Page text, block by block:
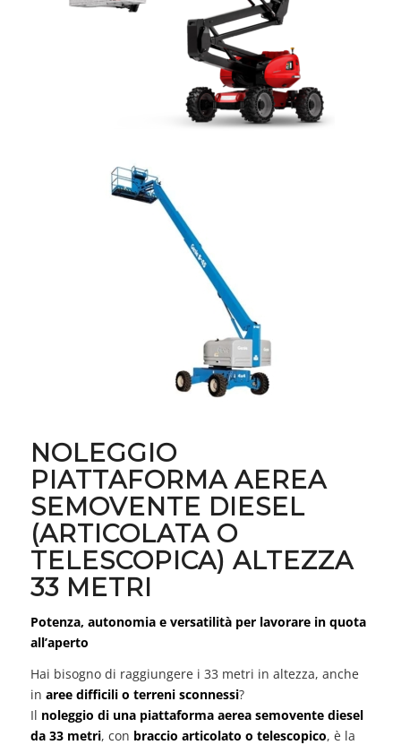
NOLEGGIO
PIATTAFORMA AEREA
SEMOVENTE DIESEL
(ARTICOLATA O
TELESCOPICA) ALTEZZA
33 METRI
Potenza, autonomia e versatilità per lavorare in quota
all’aperto
Hai bisogno di raggiungere i 33 metri in altezza, anche
in aree difficili o terreni sconnessi?
Il noleggio di una piattaforma aerea semovente diesel
da 33 metri, con braccio articolato o telescopico, è la